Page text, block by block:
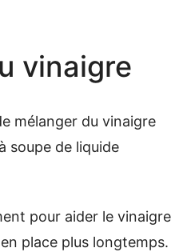
vinaigre
mélanger du vinaigre
soupe de liquide
pour aider le vinaigre
place plus longtemps.